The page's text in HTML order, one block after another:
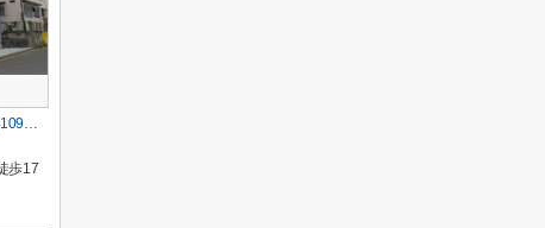
アトムセレクト船橋市八木が谷109 2棟 1号棟
歩17